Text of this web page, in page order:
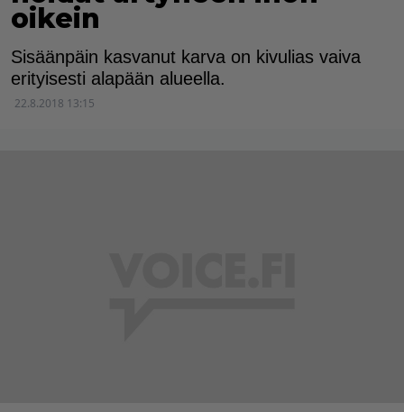
oikein
Sisäänpäin kasvanut karva on kivulias vaiva
erityisesti alapään alueella.
22.8.2018 13:15